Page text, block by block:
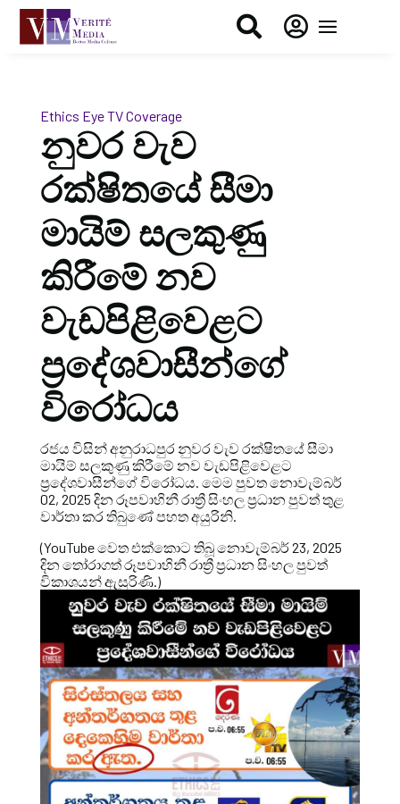
 
Ethics EyeTV Coverage
නුවර වැව
රක්ෂිතයේ සීමා
මායිම් සලකුණු
කිරීමේ නව
වැඩපිළිවෙළට
ප්‍රදේශවාසීන්ගේ
විරෝධය
රජය විසින් අනුරාධපුර නුවර වැව රක්ෂිතයේ සීමා
මායිම් සලකුණු කිරීමේ නව වැඩපිළිවෙළට
ප්‍රදේශවාසීන්ගේ විරෝධය. මෙම පුවත නොවැම්බර්
02, 2025 දින රූපවාහිනී රාත්‍රී සිංහල ප්‍රධාන පුවත් තුළ
වාර්තා කර තිබුණේ පහත අයුරිනි.
(YouTube වෙත එක්කොට තිබූ නොවැම්බර් 23, 2025
දින තෝරාගත් රූපවාහිනී රාත්‍රී ප්‍රධාන සිංහල පුවත්
විකාශයන් ඇසුරිණි.)